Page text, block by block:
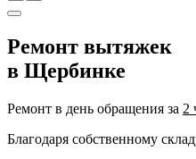
Ремонт вытяжек
в Щербинке
Ремонт в день обращения за 2
Благодаря собственному